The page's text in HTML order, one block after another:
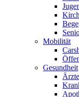
Mobilität
Gesundheit
Ärzte